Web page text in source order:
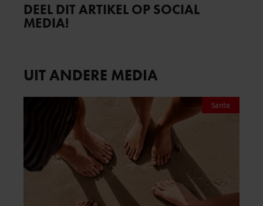
DEEL DIT ARTIKEL OP SOCIAL
MEDIA!
UIT ANDERE MEDIA
Sante